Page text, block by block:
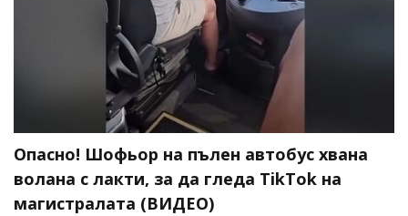
Опасно! Шофьор на пълен автобус хвана
волана с лакти, за да гледа TikTok на
магистралата (ВИДЕО)